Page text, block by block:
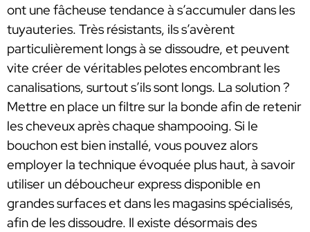
ont une fâcheuse tendance à s’accumuler dans les
tuyauteries. Très résistants, ils s’avèrent
particulièrement longs à se dissoudre, et peuvent
vite créer de véritables pelotes encombrant les
canalisations, surtout s’ils sont longs. La solution ?
Mettre en place un filtre sur la bonde afin de retenir
les cheveux après chaque shampooing. Si le
bouchon est bien installé, vous pouvez alors
employer la technique évoquée plus haut, à savoir
utiliser un déboucheur express disponible en
grandes surfaces et dans les magasins spécialisés,
afin de les dissoudre. Il existe désormais des